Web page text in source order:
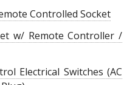
Controlled Socket
w/ Remote Controller /
Electrical Switches (AC